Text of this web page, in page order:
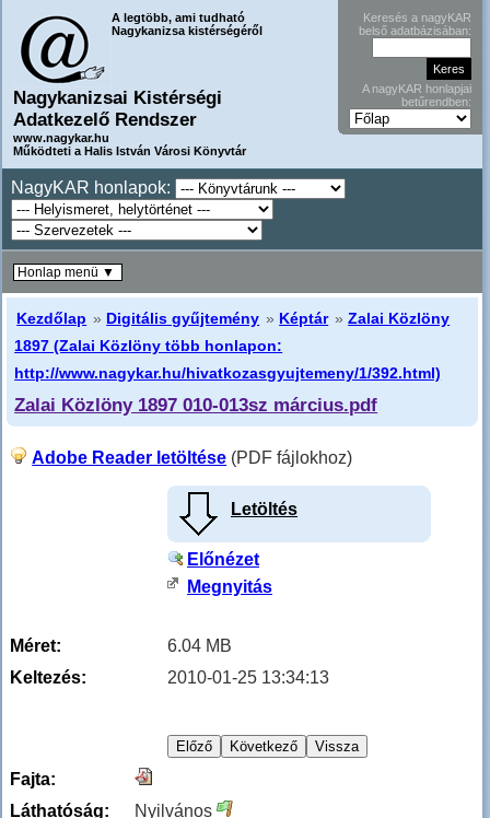
A legtöbb, ami tudható
Nagykanizsa kistérségéről
Nagykanizsai Kistérségi
Adatkezelő Rendszer
www.nagykar.hu
Működteti a Halis István Városi Könyvtár
Keresés a nagyKAR
belső adatbázisában:
A nagyKAR honlapjai
betűrendben:
NagyKAR honlapok:
Kezdőlap » Digitális gyűjtemény » Képtár »Zalai Közlöny
1897 (Zalai Közlöny több honlapon:
http://www.nagykar.hu/hivatkozasgyujtemeny/1/392.html)
Zalai Közlöny 1897 010-013sz március.pdf
Adobe Reader letöltése (PDF fájlokhoz)
Letöltés
Előnézet
Megnyitás
Méret:
6.04 MB
Keltezés:
2010-01-25 13:34:13
Fajta:
Láthatóság:
Nyilvános
Honlap menü ▼